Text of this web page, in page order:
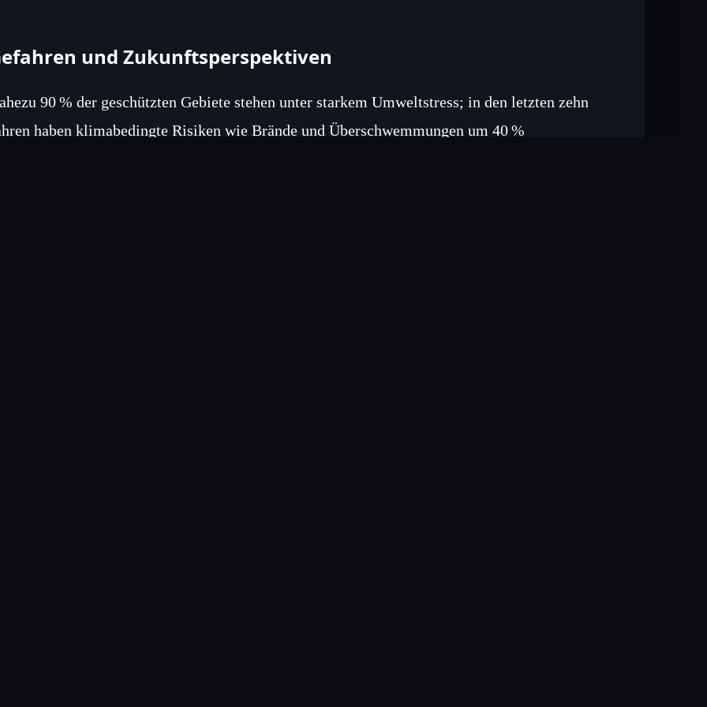
und Zukunftsperspektiven
90 % der geschützten Gebiete stehen unter starkem Umweltstress; in den letzten zehn
haben klimabedingte Risiken wie Brände und Überschwemmungen um 40 %